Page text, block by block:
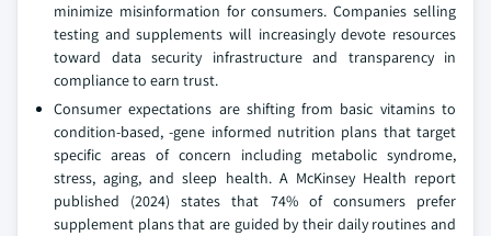
minimize misinformation for consumers. Companies selling
testing and supplements will increasingly devote resources
toward data security infrastructure and transparency in
compliance to earn trust.
Consumer expectations are shifting from basic vitamins to
condition-based, -gene informed nutrition plans that target
specific areas of concern including metabolic syndrome,
stress, aging, and sleep health. A McKinsey Health report
published (2024) states that 74% of consumers prefer
supplement plans that are guided by their daily routines and